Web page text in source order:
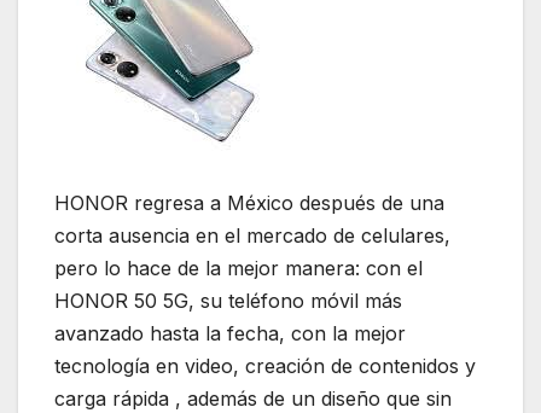
HONOR regresa a México después de una
corta ausencia en el mercado de celulares,
pero lo hace de la mejor manera: con el
HONOR 50 5G, su teléfono móvil más
avanzado hasta la fecha, con la mejor
tecnología en video, creación de contenidos y
carga rápida , además de un diseño que sin